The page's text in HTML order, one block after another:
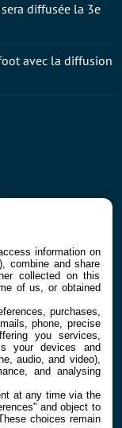
diffusée la 3e
avec la diffusion
information on
combine and share
collected on this
of us, or obtained
purchases,
phone, precise
you services,
your devices and
audio, and video),
and analysing
at any time via the
and object to
choices remain